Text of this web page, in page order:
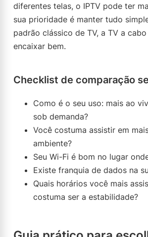
diferentes telas, o IPTV pode ter
sua prioridade é manter tudo
padrão clássico de TV, a TV a
encaixar bem.
Checklist de comparação
Como é o seu uso: mais ao
sob demanda?
Você costuma assistir em
ambiente?
Seu Wi-Fi é bom no lugar
Existe franquia de dados na
Quais horários você mais
costuma ser a estabilidade?